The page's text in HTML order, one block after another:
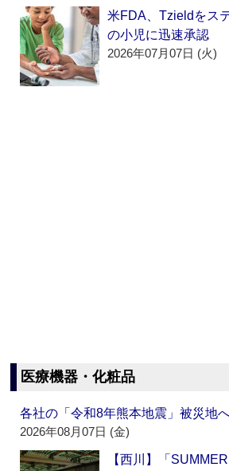
米FDA、Tzieldをス
の小児に迅速承認
2026年07月07日 (火)
医療機器・化粧品
各社の「令和8年熊本地震」被災地
2026年08月07日 (金)
【西川】「